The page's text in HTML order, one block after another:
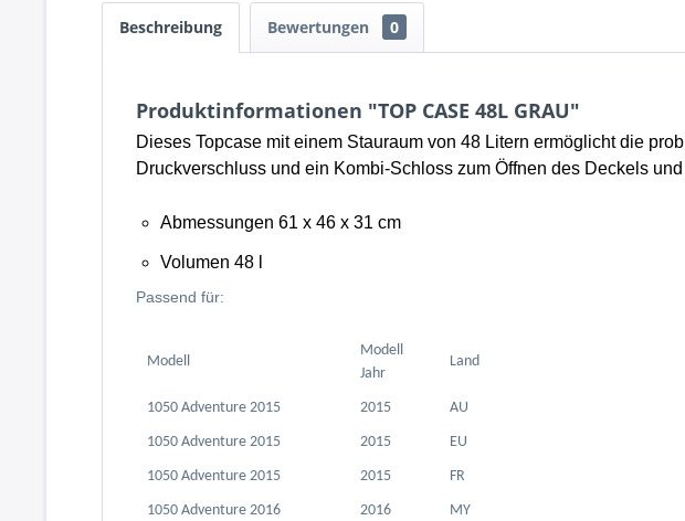
Beschreibung Bewertungen 0
Produktinformationen "TOP CASE 48L GRAU"
Dieses Topcase mit einem Stauraum von 48 Litern ermöglicht die
Druckverschluss und ein Kombi-Schloss zum Öffnen des Deckels
Abmessungen 61 x 46 x 31 cm
Volumen 48 l
Passend für:
Modell
Modell
Jahr
Land
1050 Adventure 2015 2015 AU
1050 Adventure 2015 2015 EU
1050 Adventure 2015 2015 FR
1050 Adventure 2016 2016 MY